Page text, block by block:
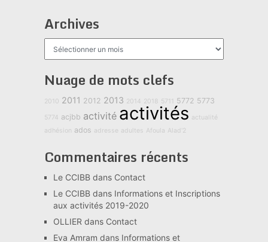
Archives
Nuage de mots clefs
2010 2011 2012 2013 2014 2018 5711 5772 5773
5774 acjbb activité activités actualité
adhésion ados adresse adultes Afoula Alad'2
Commentaires récents
Le CCIBBdans Contact
Le CCIBBdans Informations et Inscriptions
aux activités 2019-2020
OLLIER dans Contact
Eva Amram dans Informations et